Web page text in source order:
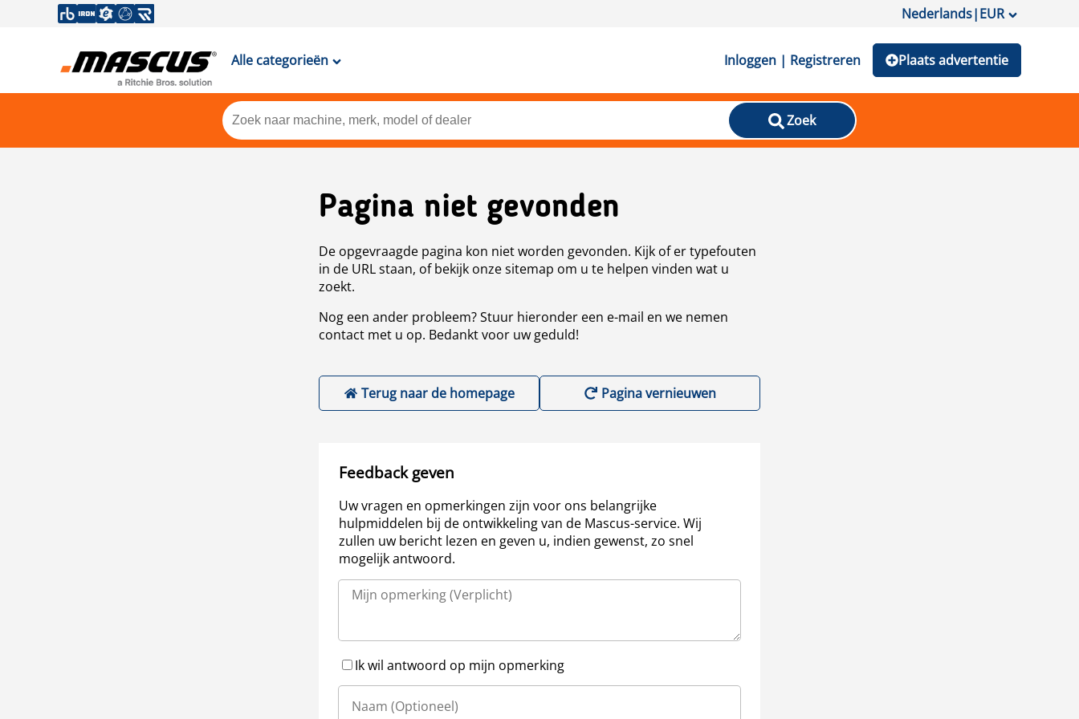
Nederlands|EUR
Alle categorieën Inloggen | Registreren Plaats advertentie
Zoek
Pagina niet gevonden
De opgevraagde pagina kon niet worden gevonden. Kijk of er typefouten
in de URL staan, of bekijk onze sitemap om u te helpen vinden wat u
zoekt.
Nog een ander probleem? Stuur hieronder een e-mail en we nemen
contact met u op. Bedankt voor uw geduld!
Terug naar de homepage Pagina vernieuwen
Feedback geven
Uw vragen en opmerkingen zijn voor ons belangrijke
hulpmiddelen bij de ontwikkeling van de Mascus-service. Wij
zullen uw bericht lezen en geven u, indien gewenst, zo snel
mogelijk antwoord.
Ik wil antwoord op mijn opmerking